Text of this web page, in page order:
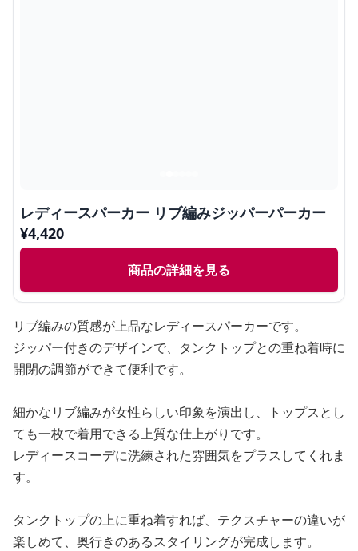
レディースパーカー リブ編みジッパーパーカー
¥4,420
商品の詳細を見る
リブ編みの質感が上品なレディースパーカーです。
ジッパー付きのデザインで、タンクトップとの重ね着時に
開閉の調節ができて便利です。
細かなリブ編みが女性らしい印象を演出し、トップスとし
ても一枚で着用できる上質な仕上がりです。
レディースコーデに洗練された雰囲気をプラスしてくれま
す。
タンクトップの上に重ね着すれば、テクスチャーの違いが
楽しめて、奥行きのあるスタイリングが完成します。